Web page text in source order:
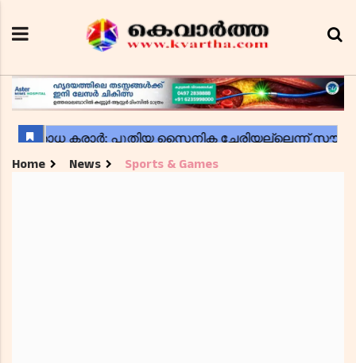
Home News Sports & Games